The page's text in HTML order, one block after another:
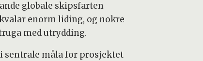
globale skipsfarten
enorm liding, og nokre
med utrydding.
sentrale måla for prosjektet